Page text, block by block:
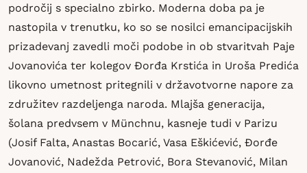
področij s specialno zbirko. Moderna doba pa je
nastopila v trenutku, ko so se nosilci emancipacijskih
prizadevanj zavedli moči podobe in ob stvaritvah Paje
Jovanovića ter kolegov Đorđa Krstića in Uroša Predića
likovno umetnost pritegnili v državotvorne napore za
združitev razdeljenga naroda. Mlajša generacija,
šolana predvsem v Münchnu, kasneje tudi v Parizu
(Josif Falta, Anastas Bocarić, Vasa Eškićević, Đorđe
Jovanović, Nadežda Petrović, Bora Stevanović, Milan